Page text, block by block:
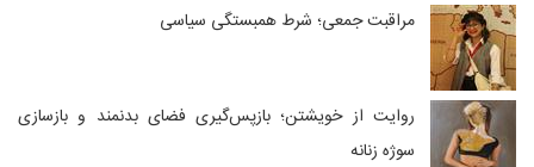
مراقبت جمعی؛ شرط همبستگی سیاسی
روایت از خویشتن؛ بازپس‌گیری فضای بدنمند و بازسازی
سوژه زنانه